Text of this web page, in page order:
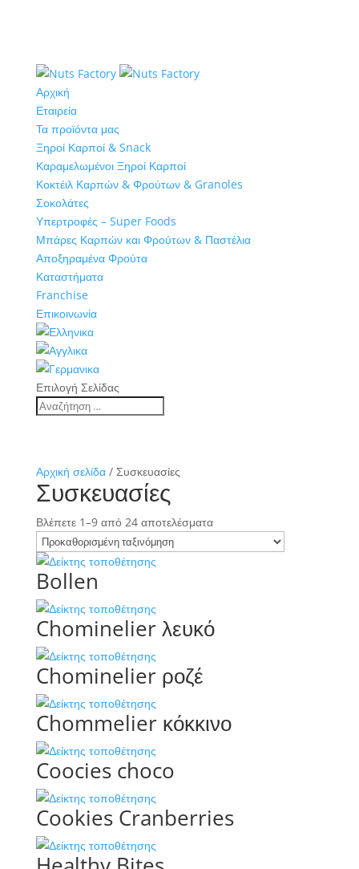
Αρχική
Εταιρεία
Τα προϊόντα μας
Ξηροί Καρποί & Snack
Καραμελωμένοι Ξηροί Καρποί
Κοκτέιλ Καρπών & Φρούτων & Granoles
Σοκολάτες
Υπερτροφές – Super Foods
Μπάρες Καρπών και Φρούτων & Παστέλια
Αποξηραμένα Φρούτα
Καταστήματα
Franchise
Επικοινωνία
Επιλογή Σελίδας
Αρχική σελίδα/ Συσκευασίες
Συσκευασίες
Βλέπετε 1–9 από 24 αποτελέσματα
Bollen
Chominelier λευκό
Chominelier ροζέ
Chommelier κόκκινο
Coocies choco
Cookies Cranberries